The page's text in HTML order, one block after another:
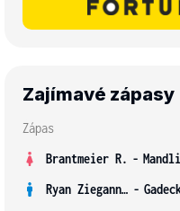
Zajímavé zápasy
Zápas
Brantmeier R. -
Ryan Ziegann S. -